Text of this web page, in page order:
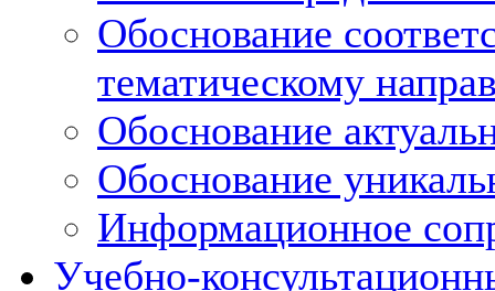
Обоснование
тематическому
Обоснование
Обоснование
Информационное
Учебно-